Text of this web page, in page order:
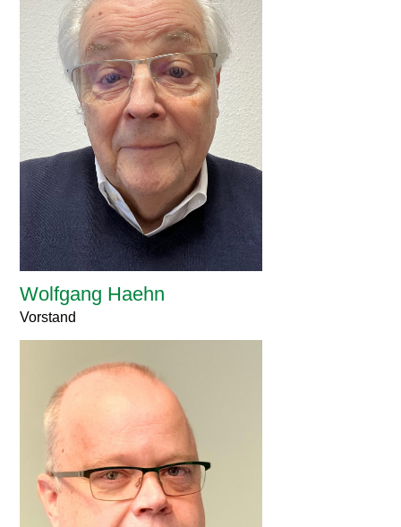
Wolfgang Haehn
Vorstand